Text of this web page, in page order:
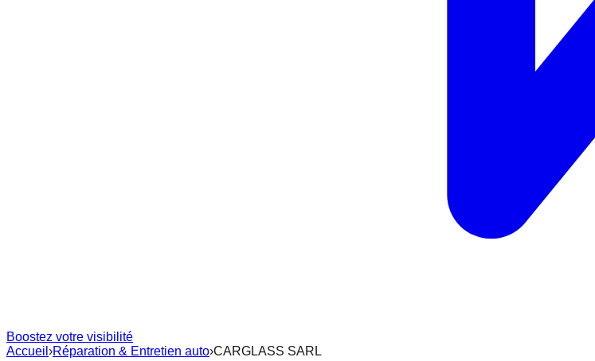
Boostez votre visibilité
Accueil ›Réparation & Entretien auto›CARGLASS SARL